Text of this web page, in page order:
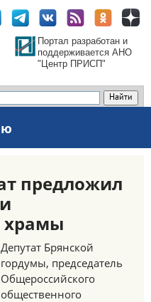
Портал разработан и
поддерживается АНО
"Центр ПРИСП"
предложил
храмы
Депутат Брянской
гордумы, председатель
Общероссийского
общественного